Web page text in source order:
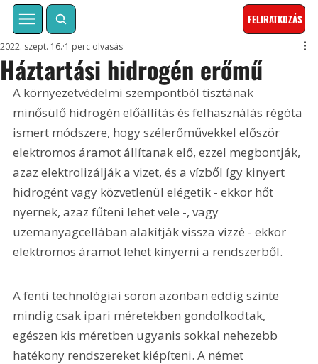
FELIRATKOZÁS
Háztartási hidrogén erőmű
2022. szept. 16. 1 perc olvasás
A környezetvédelmi szempontból tisztának
minősülő hidrogén előállítás és felhasználás régóta
ismert módszere, hogy szélerőművekkel először
elektromos áramot állítanak elő, ezzel megbontják,
azaz elektrolizálják a vizet, és a vízből így kinyert
hidrogént vagy közvetlenül elégetik - ekkor hőt
nyernek, azaz fűteni lehet vele -, vagy
üzemanyagcellában alakítják vissza vízzé - ekkor
elektromos áramot lehet kinyerni a rendszerből.
A fenti technológiai soron azonban eddig szinte
mindig csak ipari méretekben gondolkodtak,
egészen kis méretben ugyanis sokkal nehezebb
hatékony rendszereket kiépíteni. A német